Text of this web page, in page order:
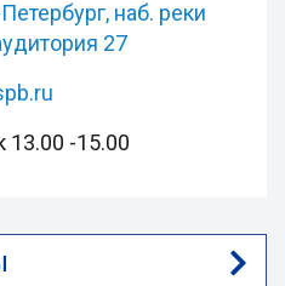
наб. реки
27
13.00 -15.00